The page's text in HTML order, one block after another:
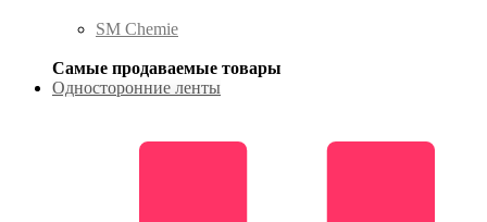
SM Chemie
Самые продаваемые товары
Односторонние ленты